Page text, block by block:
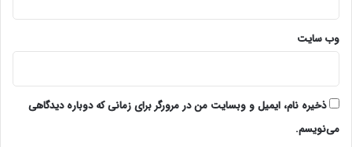
وب‌ سایت
ذخیره نام، ایمیل و وبسایت من در مرورگر برای زمانی که دوباره دیدگاهی
می‌نویسم.